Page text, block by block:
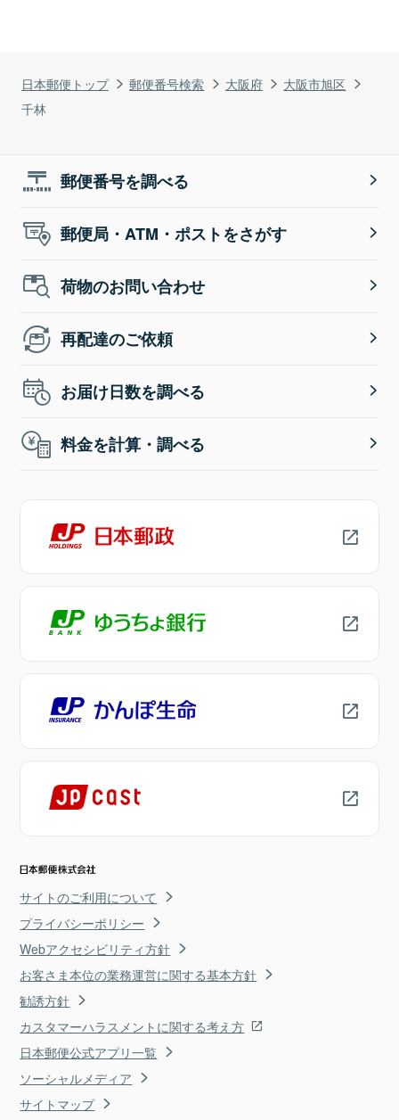
日本郵便トップ 郵便番号検索 大阪府
大阪市旭区
千林
郵便番号を調べる
郵便局・ATM・ポストをさがす
荷物のお問い合わせ
再配達のご依頼
お届け日数を調べる
料金を計算・調べる
サイトのご利用について
プライバシーポリシー
Webアクセシビリティ方針
お客さま本位の業務運営に関する基本方針
勧誘方針
カスタマーハラスメントに関する考え方
日本郵便公式アプリ一覧
ソーシャルメディア
サイトマップ